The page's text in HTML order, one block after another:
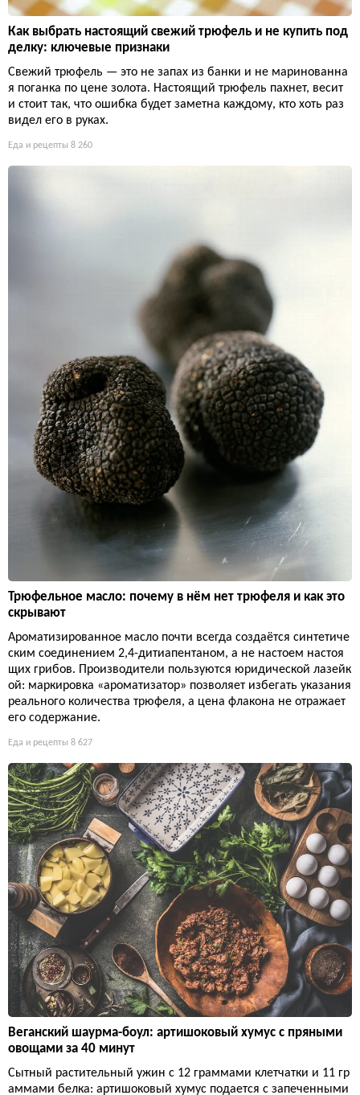
Как выбрать настоящий свежий трюфель и не купить под
делку: ключевые признаки
Свежий трюфель — это не запах из банки и не маринованна
я поганка по цене золота. Настоящий трюфель пахнет, весит
и стоит так, что ошибка будет заметна каждому, кто хоть раз
видел его в руках.
Еда и рецепты 8 260
Трюфельное масло: почему в нём нет трюфеля и как это
скрывают
Ароматизированное масло почти всегда создаётся синтетиче
ским соединением 2,4-дитиапентаном, а не настоем настоя
щих грибов. Производители пользуются юридической лазейк
ой: маркировка «ароматизатор» позволяет избегать указания
реального количества трюфеля, а цена флакона не отражает
его содержание.
Еда и рецепты 8 627
Веганский шаурма-боул: артишоковый хумус с пряными
овощами за 40 минут
Сытный растительный ужин с 12 граммами клетчатки и 11 гр
аммами белка: артишоковый хумус подается с запеченными